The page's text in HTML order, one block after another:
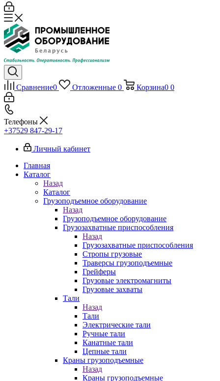
Сравнение0 Отложенные 0 Корзина0 0
Телефоны
+37529 847-29-17‬
Личный кабинет
Главная
Каталог
Назад
Каталог
Грузоподъемное оборудование
Назад
Грузоподъемное оборудование
Грузозахватные приспособления
Назад
Грузозахватные приспособления
Стропы грузовые
Траверсы грузоподъемные
Грейферы
Грузовые электромагниты
Грузовые захваты
Тали
Назад
Тали
Электрические тали
Ручные тали
Канатные тали
Цепные тали
Краны грузоподъемные
Назад
Краны грузоподъемные